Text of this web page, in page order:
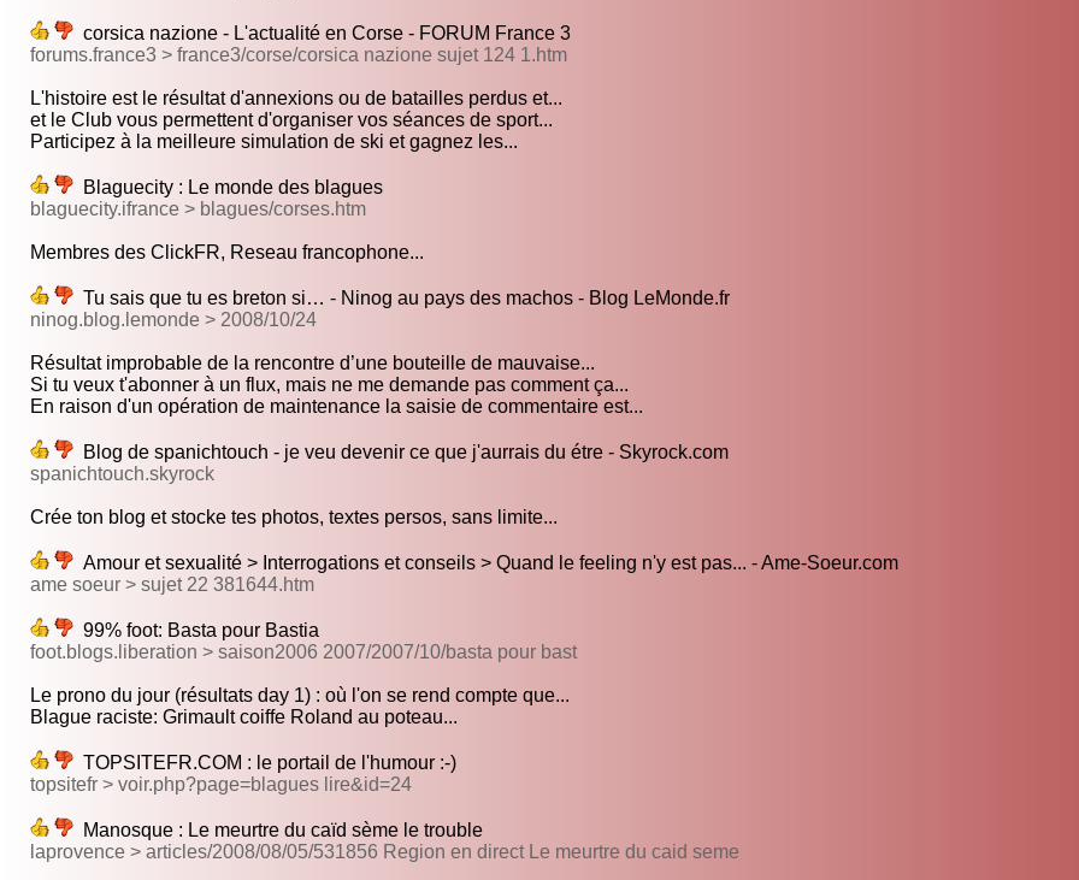
corsica nazione - L'actualité en Corse - FORUM France 3
forums.france3 > france3/corse/corsica nazione sujet 124 1.htm
L'histoire est le résultat d'annexions ou de batailles perdus et...
et le Club vous permettent d'organiser vos séances de sport...
Participez à la meilleure simulation de ski et gagnez les...
Blaguecity : Le monde des blagues
blaguecity.ifrance > blagues/corses.htm
Membres des ClickFR, Reseau francophone...
Tu sais que tu es breton si… - Ninog au pays des machos - Blog LeMonde.fr
ninog.blog.lemonde > 2008/10/24
Résultat improbable de la rencontre d’une bouteille de mauvaise...
Si tu veux t'abonner à un flux, mais ne me demande pas comment ça...
En raison d'un opération de maintenance la saisie de commentaire est...
Blog de spanichtouch - je veu devenir ce que j'aurrais du étre - Skyrock.com
spanichtouch.skyrock
Crée ton blog et stocke tes photos, textes persos, sans limite...
Amour et sexualité > Interrogations et conseils > Quand le feeling n'y est pas... - Ame-Soeur.com
ame soeur > sujet 22 381644.htm
99% foot: Basta pour Bastia
foot.blogs.liberation > saison2006 2007/2007/10/basta pour bast
Le prono du jour (résultats day 1) : où l'on se rend compte que...
Blague raciste: Grimault coiffe Roland au poteau...
TOPSITEFR.COM : le portail de l'humour :-)
topsitefr > voir.php?page=blagues lire&id=24
Manosque : Le meurtre du caïd sème le trouble
laprovence > articles/2008/08/05/531856 Region en direct Le meurtre du caid seme